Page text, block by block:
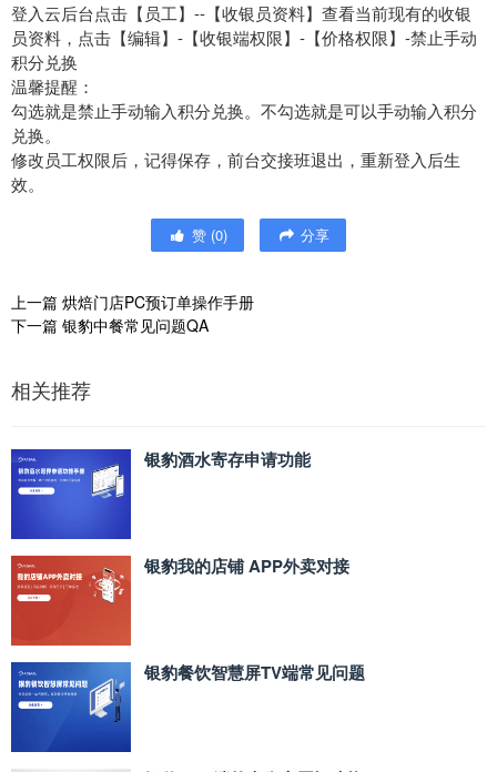
登入云后台点击【员工】--【收银员资料】查看当前现有的收银
员资料，点击【编辑】-【收银端权限】-【价格权限】-禁止手动
积分兑换
温馨提醒：
勾选就是禁止手动输入积分兑换。不勾选就是可以手动输入积分
兑换。
修改员工权限后，记得保存，前台交接班退出，重新登入后生
效。
赞 (0) 分享
上一篇 烘焙门店PC预订单操作手册
下一篇 银豹中餐常见问题QA
相关推荐
银豹酒水寄存申请功能
银豹我的店铺 APP外卖对接
银豹餐饮智慧屏TV端常见问题